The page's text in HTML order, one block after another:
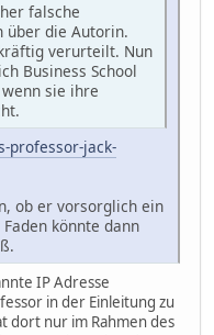
falsche
über die Autorin.
verurteilt. Nun
Business School
sie ihre
professor-jack-
ob er vorsorglich ein
könnte dann
IP Adresse
in der Einleitung zu
dort nur im Rahmen des